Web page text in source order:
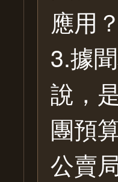
應用
3.據
說，
團預
公賣